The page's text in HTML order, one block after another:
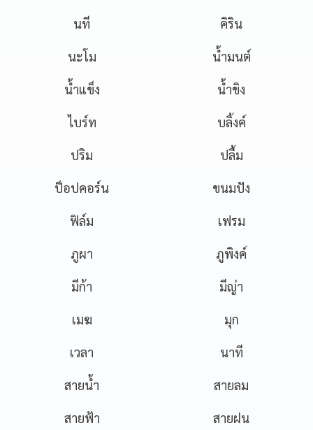
นที
นะโม
น้ำแข็ง
ไบร์ท
ปริม
ป็อปคอร์น
ฟิล์ม
ภูผา
มีก้า
เมฆ
เวลา
สายน้ำ
สายฟ้า
คิริน
น้ำมนต์
น้ำขิง
บลิ้งค์
ปลื้ม
ขนมปัง
เฟรม
ภูพิงค์
มีญ่า
มุก
นาที
สายลม
สายฝน